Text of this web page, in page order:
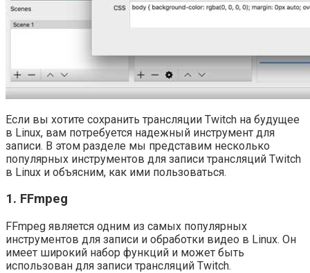
Если вы хотите сохранить трансляции Twitch на будущее
в Linux, вам потребуется надежный инструмент для
записи. В этом разделе мы представим несколько
популярных инструментов для записи трансляций Twitch
в Linux и объясним, как ими пользоваться.
1. FFmpeg
FFmpeg является одним из самых популярных
инструментов для записи и обработки видео в Linux. Он
имеет широкий набор функций и может быть
использован для записи трансляций Twitch.